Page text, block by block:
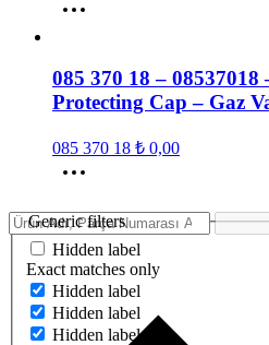
085 370 18 – 08537018
Protecting Cap – Gaz
085 370 18 ₺ 0,00
Generic filters
Hidden label
Exact matches only
Hidden label
Hidden label
Hidden label